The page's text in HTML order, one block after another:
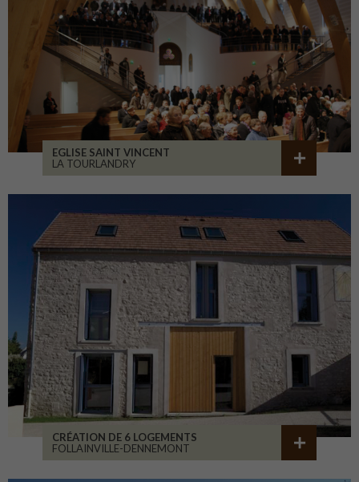
EGLISE SAINT VINCENT
LA TOURLANDRY
CRÉATION DE 6 LOGEMENTS
FOLLAINVILLE-DENNEMONT